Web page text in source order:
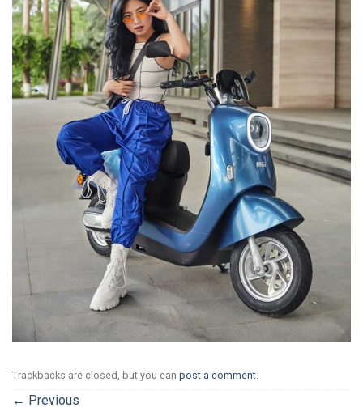
Trackbacks are closed, but you can post a comment
← Previous